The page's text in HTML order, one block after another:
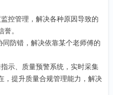
控管理，解决各种原因导致的
。
防错，解决依靠某个老师傅的
示、质量预警系统，实时采集
，提升质量合规管理能力，解决